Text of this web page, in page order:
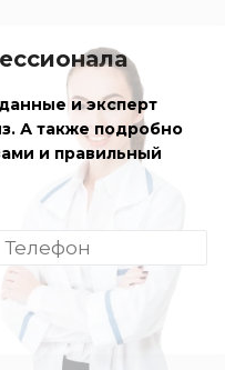
и эксперт
А также подробно
и правильный